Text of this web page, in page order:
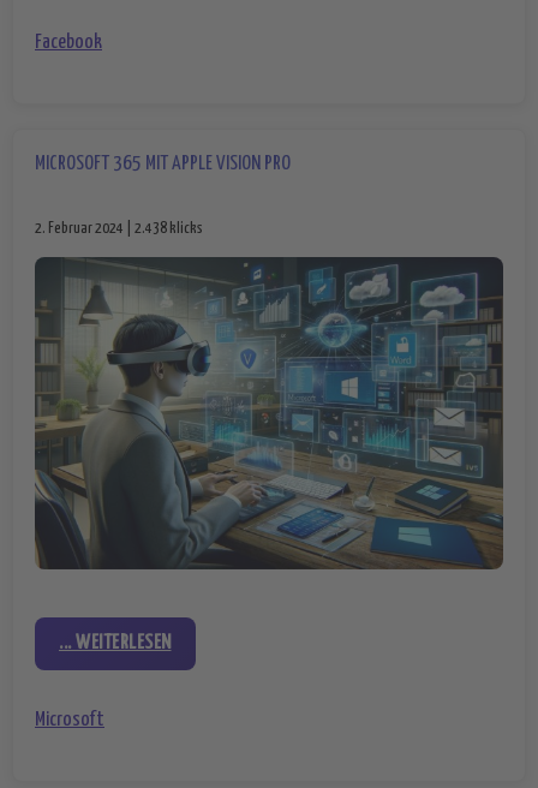
Facebook
MICROSOFT 365 MIT APPLE VISION PRO
2. Februar 2024 | 2.438 klicks
... WEITERLESEN
Microsoft